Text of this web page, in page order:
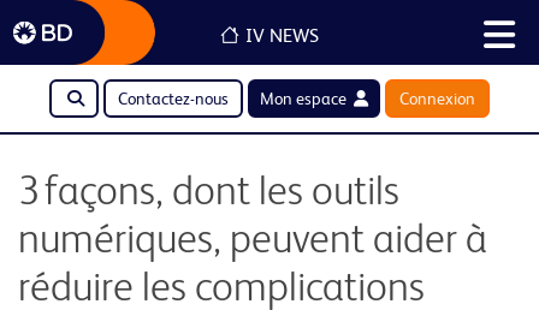
IV NEWS
Contactez-nous Mon espace Connexion
3 façons, dont les outils
numériques, peuvent aider à
réduire les complications